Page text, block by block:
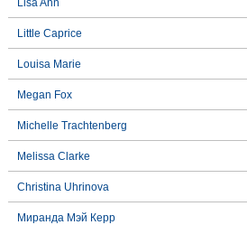
Lisa Ann
Little Caprice
Louisa Marie
Megan Fox
Michelle Trachtenberg
Melissa Clarke
Christina Uhrinova
Миранда Мэй Керр